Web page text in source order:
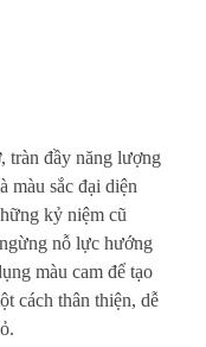
tràn đầy năng lượng
màu sắc đại diện
kỷ niệm cũ
nỗ lực hướng
màu cam để tạo
cách thân thiện, dễ